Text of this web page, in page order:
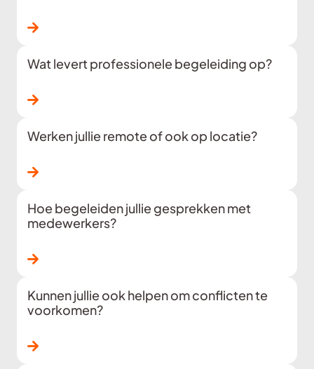
Lees verder
Wat levert professionele begeleiding op?
Lees verder
Werken jullie remote of ook op locatie?
Lees verder
Hoe begeleiden jullie gesprekken met
medewerkers?
Lees verder
Kunnen jullie ook helpen om conflicten te
voorkomen?
Lees verder